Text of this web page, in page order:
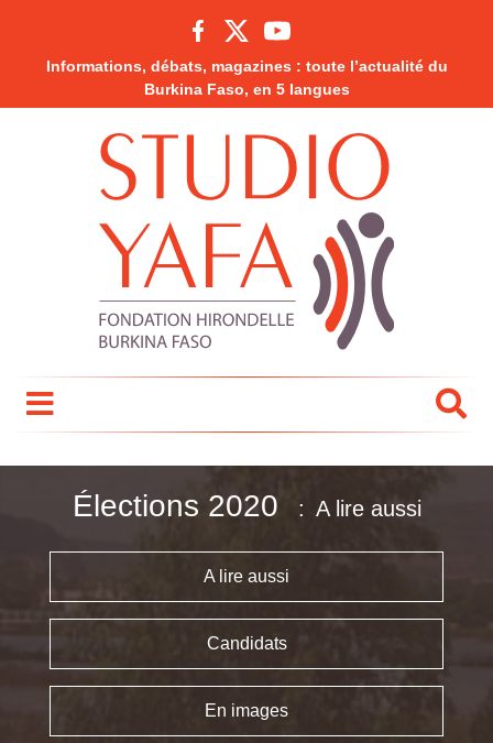
Informations, débats, magazines : toute l’actualité du
Burkina Faso, en 5 langues
Élections 2020 A lire aussi
A lire aussi
Candidats
En images